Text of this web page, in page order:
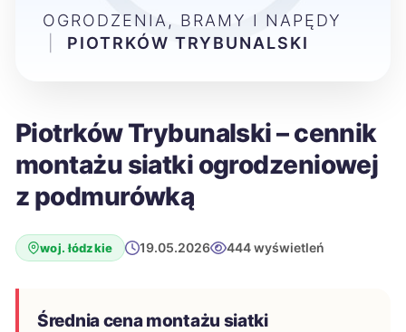
Piotrków Trybunalski – cennik
montażu siatki ogrodzeniowej
z podmurówką
woj. łódzkie 19.05.2026 444 wyświetleń
Średnia cena montażu siatki
OGRODZENIA, BRAMY I NAPĘDY
PIOTRKÓW TRYBUNALSKI